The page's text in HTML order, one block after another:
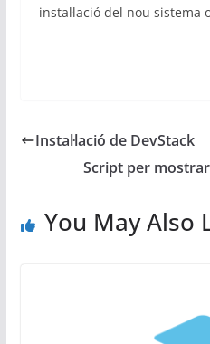
instal·lació del nou sistema
Instal·lació de DevStack
Script per
You May Also